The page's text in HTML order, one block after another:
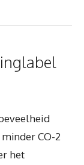
CO-2
het